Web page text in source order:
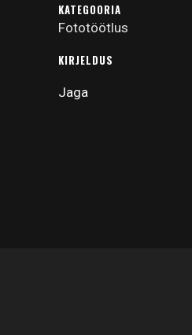
KATEGOORIA
Fototöötlus
KIRJELDUS
Jaga